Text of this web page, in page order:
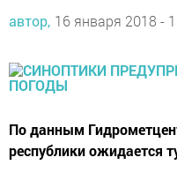
автор, 16 января 2018 -
По данным
республики ожидается